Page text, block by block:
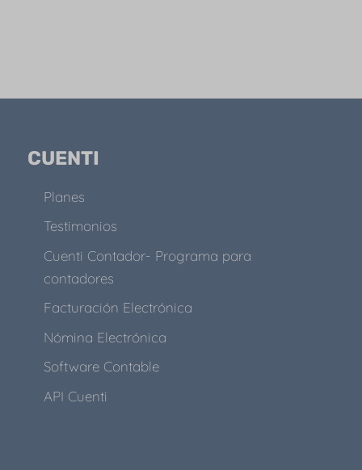
CUENTI
Planes
Testimonios
Cuenti Contador- Programa para
contadores
Facturación Electrónica
Nómina Electrónica
Software Contable
API Cuenti